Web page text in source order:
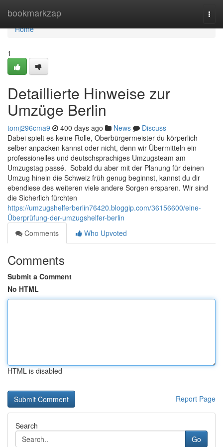
bookmarkzap
Home
Home
1
Detaillierte Hinweise zur
Umzüge Berlin
tomj296cma9 400 days ago News
Discuss
Dabei spielt es keine Rolle, Oberbürgermeister du körperlich
selber anpacken kannst oder nicht, denn wir Übermitteln ein
professionelles und deutschsprachiges Umzugsteam am
Umzugstag passé. Sobald du aber mit der Planung für deinen
Umzug hinein die Schweiz früh genug beginnst, kannst du dir
ebendiese des weiteren viele andere Sorgen ersparen. Wir sind
die Sicherlich fürchten
https://umzugshelferberlin76420.bloggip.com/36156600/eine-
Überprüfung-der-umzugshelfer-berlin
Comments
Who Upvoted
Comments
Submit a Comment
No HTML
HTML is disabled
Report Page
Search
Go